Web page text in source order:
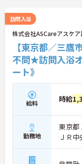
訪問入浴
株式会社ASCareアスケ
【東京都／三
不問★訪問入浴
ート》
給料 時給
勤務地
東京都
ＪＲ